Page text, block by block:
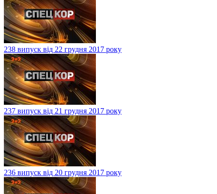
238 випуск від 22 грудня 2017 року
237 випуск від 21 грудня 2017 року
236 випуск від 20 грудня 2017 року